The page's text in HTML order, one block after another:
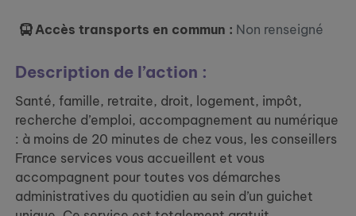
Accès transports en commun : Non renseigné
Description de l’action :
Santé, famille, retraite, droit, logement, impôt,
recherche d’emploi, accompagnement au numérique
: à moins de 20 minutes de chez vous, les conseillers
France services vous accueillent et vous
accompagnent pour toutes vos démarches
administratives du quotidien au sein d’un guichet